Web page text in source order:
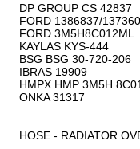
DP GROUP CS 42837
FORD 1386837/
FORD 3M5H8C012ML
KAYLAS KYS-444
BSG BSG 30-720-206
IBRAS 19909
HMPX HMP 3M5H
ONKA 31317
HOSE - RADIATOR